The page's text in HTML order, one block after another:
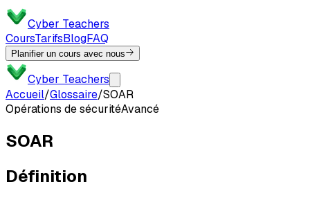
Cyber Teachers
CoursTarifsBlogFAQ
Planifier un cours avec nous
Cyber Teachers
Accueil/Glossaire/SOAR
Opérations de sécuritéAvancé
SOAR
Définition